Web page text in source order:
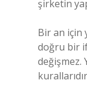
şirketin
Bir an için
doğru bir
değişmez.